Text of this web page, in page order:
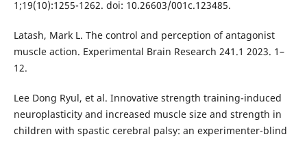
1;19(10):1255-1262. doi: 10.26603/001c.123485.
Latash, Mark L. The control and perception of antagonist
muscle action. Experimental Brain Research 241.1 2023. 1–
12.
Lee Dong Ryul, et al. Innovative strength training-induced
neuroplasticity and increased muscle size and strength in
children with spastic cerebral palsy: an experimenter-blind